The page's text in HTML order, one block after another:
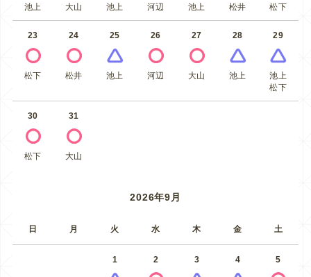
池上 大山 池上 河辺 池上 松井 松下
23
松下
24
松井
25
池上
26
河辺
27
大山
28
池上
29
池上
松下
30
松下
31
大山
2026年9月
日 月 火 水 木 金 土
1 2 3 4 5